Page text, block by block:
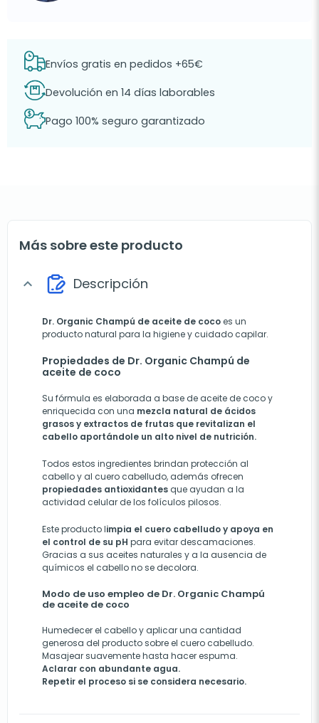
Envíos gratis en pedidos +65€
Devolución en 14 días laborables
Pago 100% seguro garantizado
Más sobre este producto
expand_more Descripción
Dr. Organic Champú de aceite de cocoes un
producto natural para la higiene y cuidado capilar.
Propiedades de Dr. Organic Champú de
aceite de coco
Su fórmula es elaborada a base de aceite de coco y
enriquecida con una mezcla natural de ácidos
grasos y extractos de frutas que revitalizan el
cabello aportándole un alto nivel de nutrición.
Todos estos ingredientes brindan protección al
cabello y al cuero cabelludo, además ofrecen
propiedades antioxidantes que ayudan a la
actividad celular de los folículos pilosos.
Este producto limpia el cuero cabelludo y apoya en
el control de su pH para evitar descamaciones.
Gracias a sus aceites naturales y a la ausencia de
químicos el cabello no se decolora.
Modo de uso empleo de Dr. Organic Champú
de aceite de coco
Humedecer el cabello y aplicar una cantidad
generosa del producto sobre el cuero cabelludo.
Masajear suavemente hasta hacer espuma.
Aclarar con abundante agua.
Repetir el proceso si se considera necesario.